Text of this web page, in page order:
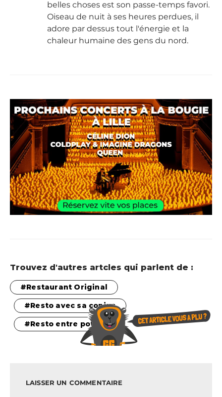
belles choses est son passe-temps favori.
Oiseau de nuit à ses heures perdues, il
adore par dessus tout l'énergie et la
chaleur humaine des gens du nord.
Trouvez d'autres artcles qui parlent de :
Restaurant Original
Resto avec sa copine
Resto entre pote
LAISSER UN COMMENTAIRE